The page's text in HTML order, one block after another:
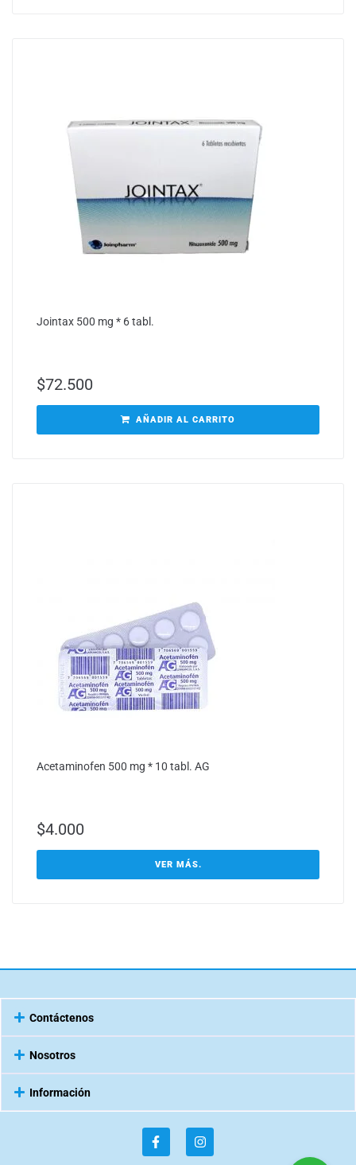
Jointax 500 mg * 6 tabl.
$72.500
AÑADIR AL CARRITO
Acetaminofen 500 mg * 10 tabl. AG
$4.000
VER MÁS.
Contáctenos
Nosotros
Información